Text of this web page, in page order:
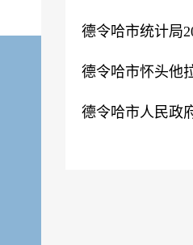
德令哈市统计局
德令哈市怀头他
德令哈市人民政